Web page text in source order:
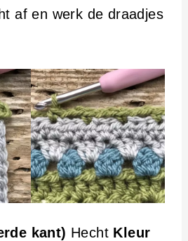
af en werk de draadjes
kant) Hecht Kleur